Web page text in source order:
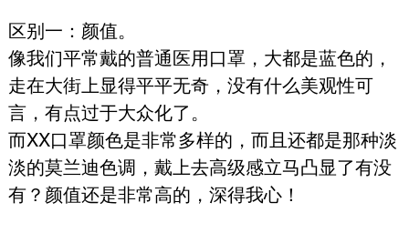
区别一：颜值。
像我们平常戴的普通医用口罩，大都是蓝色的，
走在大街上显得平平无奇，没有什么美观性可
言，有点过于大众化了。
而XX口罩颜色是非常多样的，而且还都是那种淡
淡的莫兰迪色调，戴上去高级感立马凸显了有没
有？颜值还是非常高的，深得我心！